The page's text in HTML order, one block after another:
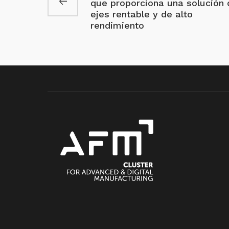
que proporciona una solución
ejes rentable y de alto
rendimiento